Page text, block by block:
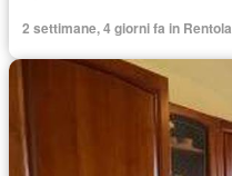
2 settimane, 4 giorni fa in Rentola